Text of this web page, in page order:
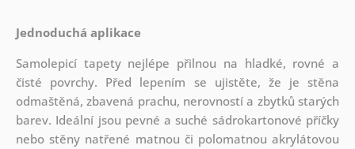
Jednoduchá aplikace
Samolepicí tapety nejlépe přilnou na hladké, rovné a
čisté povrchy. Před lepením se ujistěte, že je stěna
odmaštěná, zbavená prachu, nerovností a zbytků starých
barev. Ideální jsou pevné a suché sádrokartonové příčky
nebo stěny natřené matnou či polomatnou akrylátovou